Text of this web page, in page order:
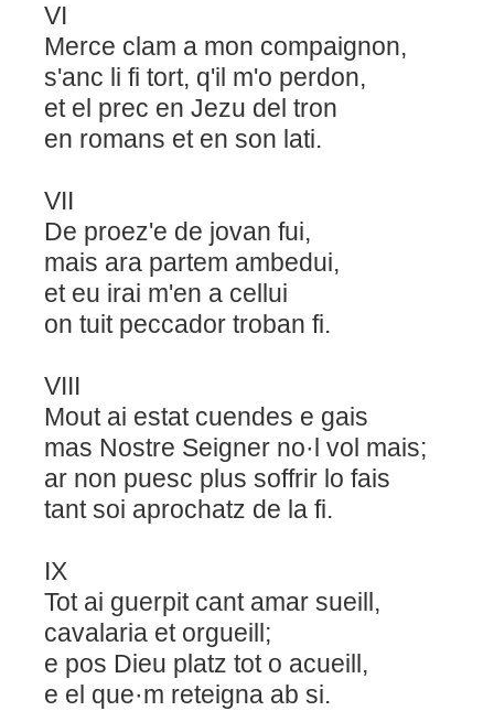
VI
Merce clam a mon compaignon,
s'anc li fi tort, q'il m'o perdon,
et el prec en Jezu del tron
en romans et en son lati.
VII
De proez'e de jovan fui,
mais ara partem ambedui,
et eu irai m'en a cellui
on tuit peccador troban fi.
VIII
Mout ai estat cuendes e gais
mas Nostre Seigner no·l vol mais;
ar non puesc plus soffrir lo fais
tant soi aprochatz de la fi.
IX
Tot ai guerpit cant amar sueill,
cavalaria et orgueill;
e pos Dieu platz tot o acueill,
e el que·m reteigna ab si.